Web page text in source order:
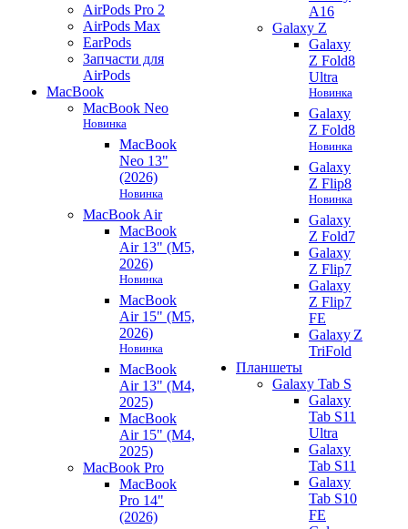
AirPods Pro 2
AirPods Max
EarPods
Запчасти для
AirPods
MacBook
MacBook Neo
Новинка
MacBook
Neo 13"
(2026)
Новинка
MacBook Air
MacBook
Air 13" (M5,
2026)
Новинка
MacBook
Air 15" (M5,
2026)
Новинка
MacBook
Air 13" (M4,
2025)
MacBook
Air 15" (M4,
2025)
MacBook Pro
MacBook
Pro 14"
(2026)
A16
Galaxy Z
Galaxy
Z Fold8
Ultra
Новинка
Galaxy
Z Fold8
Новинка
Galaxy
Z Flip8
Новинка
Galaxy
Z Fold7
Galaxy
Z Flip7
Galaxy
Z Flip7
FE
Galaxy Z
TriFold
Планшеты
Galaxy Tab S
Galaxy
Tab S11
Ultra
Galaxy
Tab S11
Galaxy
Tab S10
FE